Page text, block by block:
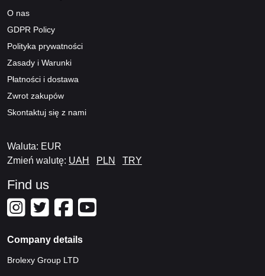
O nas
GDPR Policy
Polityka prywatności
Zasady i Warunki
Płatności i dostawa
Zwrot zakupów
Skontaktuj się z nami
Waluta: EUR
Zmień walutę: UAH PLN TRY
Find us
Company details
Brolexy Group LTD